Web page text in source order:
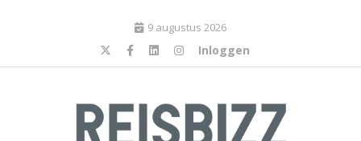
9 augustus 2026
Inloggen